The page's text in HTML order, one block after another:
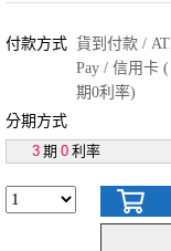
付款方式 貨到付款 /
Pay / 信用卡
期0利率)
分期方式
3 期 0 利率